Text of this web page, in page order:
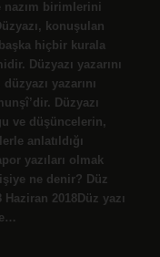
nazım birimlerini
konuşulan
hiçbir kurala
Düzyazı yazarını
yazarını
Düzyazı
ve düşüncelerin,
anlatıldığı
yazıları olmak
ne denir? Düz
2018Düz yazı